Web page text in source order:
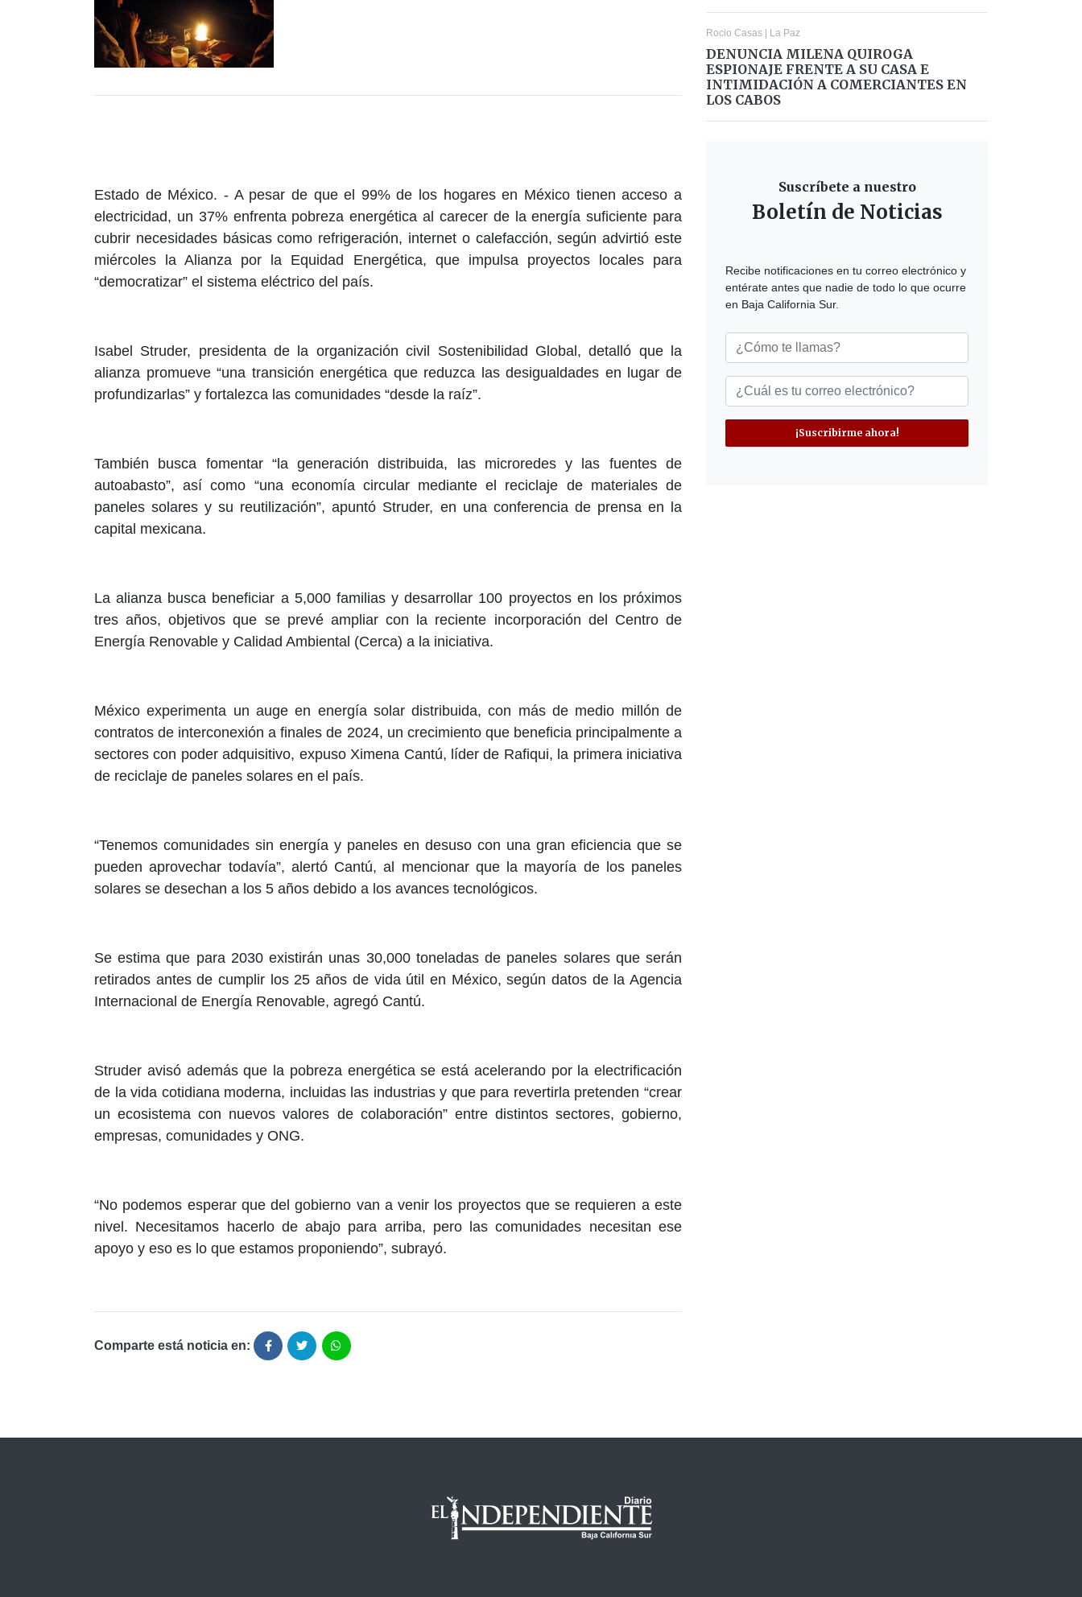
Estado de México. - A pesar de que el 99% de los hogares en México tienen acceso a
electricidad, un 37% enfrenta pobreza energética al carecer de la energía suficiente para
cubrir necesidades básicas como refrigeración, internet o calefacción, según advirtió este
miércoles la Alianza por la Equidad Energética, que impulsa proyectos locales para
“democratizar” el sistema eléctrico del país.
Isabel Struder, presidenta de la organización civil Sostenibilidad Global, detalló que la
alianza promueve “una transición energética que reduzca las desigualdades en lugar de
profundizarlas” y fortalezca las comunidades “desde la raíz”.
También busca fomentar “la generación distribuida, las microredes y las fuentes de
autoabasto”, así como “una economía circular mediante el reciclaje de materiales de
paneles solares y su reutilización”, apuntó Struder, en una conferencia de prensa en la
capital mexicana.
La alianza busca beneficiar a 5,000 familias y desarrollar 100 proyectos en los próximos
tres años, objetivos que se prevé ampliar con la reciente incorporación del Centro de
Energía Renovable y Calidad Ambiental (Cerca) a la iniciativa.
México experimenta un auge en energía solar distribuida, con más de medio millón de
contratos de interconexión a finales de 2024, un crecimiento que beneficia principalmente a
sectores con poder adquisitivo, expuso Ximena Cantú, líder de Rafiqui, la primera iniciativa
de reciclaje de paneles solares en el país.
“Tenemos comunidades sin energía y paneles en desuso con una gran eficiencia que se
pueden aprovechar todavía”, alertó Cantú, al mencionar que la mayoría de los paneles
solares se desechan a los 5 años debido a los avances tecnológicos.
Se estima que para 2030 existirán unas 30,000 toneladas de paneles solares que serán
retirados antes de cumplir los 25 años de vida útil en México, según datos de la Agencia
Internacional de Energía Renovable, agregó Cantú.
Struder avisó además que la pobreza energética se está acelerando por la electrificación
de la vida cotidiana moderna, incluidas las industrias y que para revertirla pretenden “crear
un ecosistema con nuevos valores de colaboración” entre distintos sectores, gobierno,
empresas, comunidades y ONG.
“No podemos esperar que del gobierno van a venir los proyectos que se requieren a este
nivel. Necesitamos hacerlo de abajo para arriba, pero las comunidades necesitan ese
apoyo y eso es lo que estamos proponiendo”, subrayó.
Comparte está noticia en:
Rocio Casas | La Paz
DENUNCIA MILENA QUIROGA
ESPIONAJE FRENTE A SU CASA E
INTIMIDACIÓN A COMERCIANTES EN
LOS CABOS
Suscríbete a nuestro
Boletín de Noticias
Recibe notificaciones en tu correo electrónico y
entérate antes que nadie de todo lo que ocurre
en Baja California Sur.
¡Suscribirme ahora!